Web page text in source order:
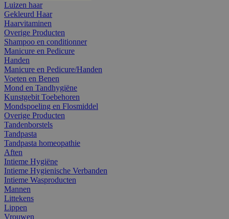
Luizen haar
Gekleurd Haar
Haarvitaminen
Overige Producten
Shampoo en conditionner
Manicure en Pedicure
Handen
Manicure en Pedicure/Handen
Voeten en Benen
Mond en Tandhygiëne
Kunstgebit Toebehoren
Mondspoeling en Flosmiddel
Overige Producten
Tandenborstels
Tandpasta
Tandpasta homeopathie
Aften
Intieme Hygiëne
Intieme Hygienische Verbanden
Intieme Wasproducten
Mannen
Littekens
Lippen
Vrouwen